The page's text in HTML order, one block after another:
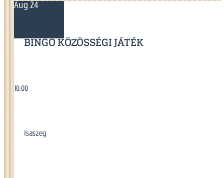
Aug 24
BINGÓ KÖZÖSSÉGI JÁTÉK
10:00
Isaszeg